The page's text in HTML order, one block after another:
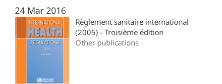
24 Mar 2016
Règlement sanitaire international
(2005) - Troisième édition
Other publications